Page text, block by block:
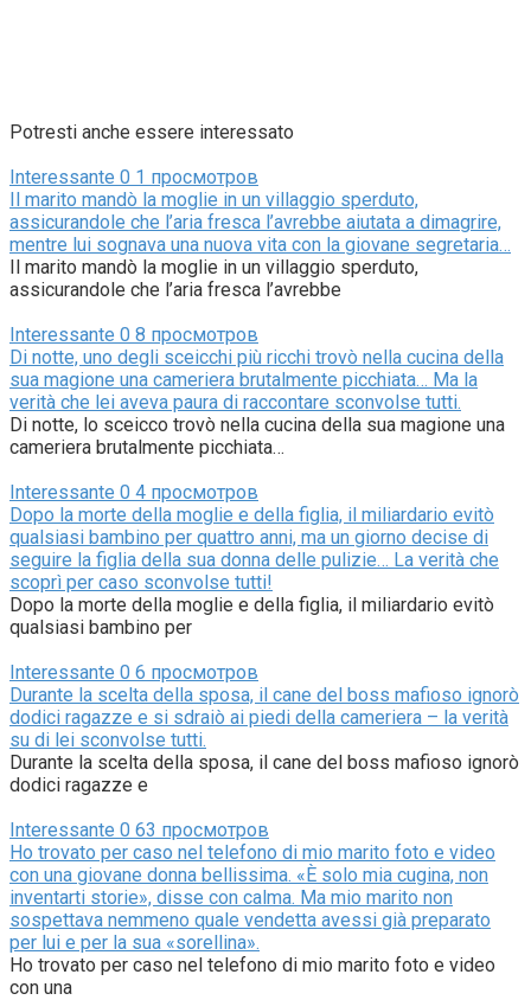
Potresti anche essere interessato
Interessante 0 1 просмотров
Il marito mandò la moglie in un villaggio sperduto,
assicurandole che l’aria fresca l’avrebbe aiutata a dimagrire,
mentre lui sognava una nuova vita con la giovane segretaria…
Il marito mandò la moglie in un villaggio sperduto,
assicurandole che l’aria fresca l’avrebbe
Interessante 0 8 просмотров
Di notte, uno degli sceicchi più ricchi trovò nella cucina della
sua magione una cameriera brutalmente picchiata… Ma la
verità che lei aveva paura di raccontare sconvolse tutti.
Di notte, lo sceicco trovò nella cucina della sua magione una
cameriera brutalmente picchiata…
Interessante 0 4 просмотров
Dopo la morte della moglie e della figlia, il miliardario evitò
qualsiasi bambino per quattro anni, ma un giorno decise di
seguire la figlia della sua donna delle pulizie… La verità che
scoprì per caso sconvolse tutti!
Dopo la morte della moglie e della figlia, il miliardario evitò
qualsiasi bambino per
Interessante 0 6 просмотров
Durante la scelta della sposa, il cane del boss mafioso ignorò
dodici ragazze e si sdraiò ai piedi della cameriera – la verità
su di lei sconvolse tutti.
Durante la scelta della sposa, il cane del boss mafioso ignorò
dodici ragazze e
Interessante 0 63 просмотров
Ho trovato per caso nel telefono di mio marito foto e video
con una giovane donna bellissima. «È solo mia cugina, non
inventarti storie», disse con calma. Ma mio marito non
sospettava nemmeno quale vendetta avessi già preparato
per lui e per la sua «sorellina».
Ho trovato per caso nel telefono di mio marito foto e video
con una